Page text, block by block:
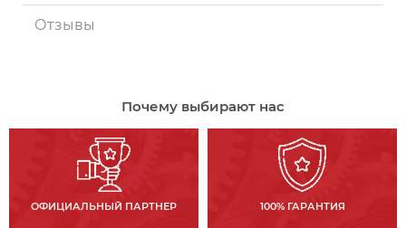
Отзывы
Почему выбирают нас
ОФИЦИАЛЬНЫЙ ПАРТНЕР 100% ГАРАНТИЯ